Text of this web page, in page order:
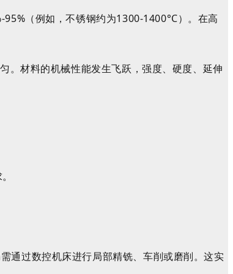
（例如，不锈钢约为1300-1400°C）。在高
。材料的机械性能发生飞跃，强度、硬度、延伸
通过数控机床进行局部精铣、车削或磨削。这实